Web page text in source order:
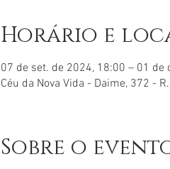
Horário e
07 de set. de 2024, 18:00 – 01 de
Céu da Nova Vida - Daime, 372 -
Sobre o